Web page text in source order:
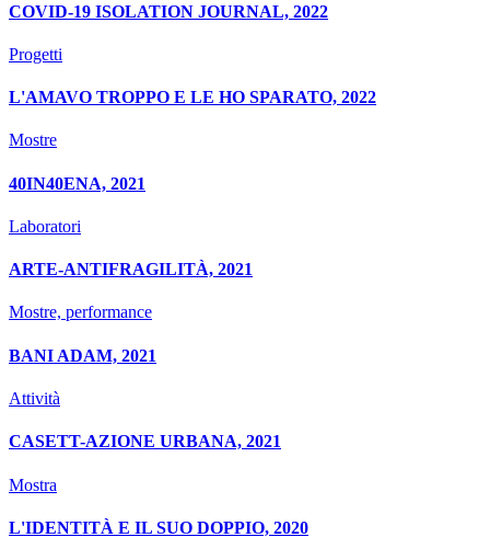
COVID-19 ISOLATION JOURNAL, 2022
Progetti
L'AMAVO TROPPO E LE HO SPARATO, 2022
Mostre
40IN40ENA, 2021
Laboratori
ARTE-ANTIFRAGILITÀ, 2021
Mostre, performance
BANI ADAM, 2021
Attività
CASETT-AZIONE URBANA, 2021
Mostra
L'IDENTITÀ E IL SUO DOPPIO, 2020